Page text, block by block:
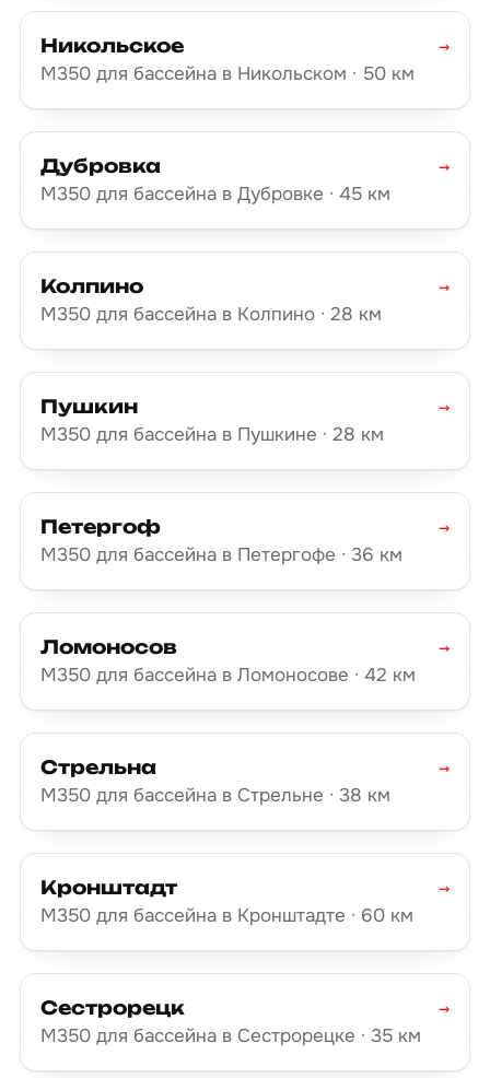
Никольское
М350 для бассейна в Никольском · 50 км
→
Дубровка
М350 для бассейна в Дубровке · 45 км
→
Колпино
М350 для бассейна в Колпино · 28 км
→
Пушкин
М350 для бассейна в Пушкине · 28 км
→
Петергоф
М350 для бассейна в Петергофе · 36 км
→
Ломоносов
М350 для бассейна в Ломоносове · 42 км
→
Стрельна
М350 для бассейна в Стрельне · 38 км
→
Кронштадт
М350 для бассейна в Кронштадте · 60 км
→
Сестрорецк
М350 для бассейна в Сестрорецке · 35 км
→